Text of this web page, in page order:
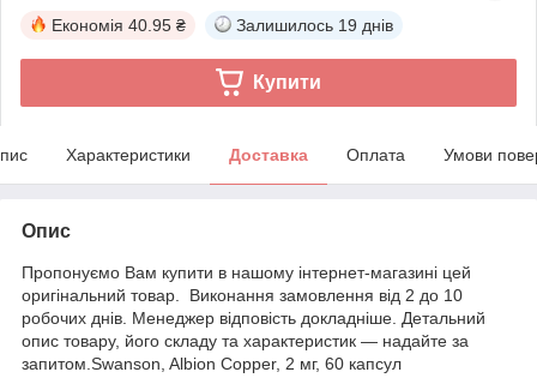
Економія 40.95 ₴ Залишилось 19 днів
Купити
Характеристики Доставка Оплата Умови
Опис
Пропонуємо Вам купити в нашому інтернет-магазині цей
оригінальний товар. Виконання замовлення від 2 до 10
робочих днів. Менеджер відповість докладніше. Детальний
опис товару, його складу та характеристик — надайте за
запитом.Swanson, Albion Copper, 2 мг, 60 капсул